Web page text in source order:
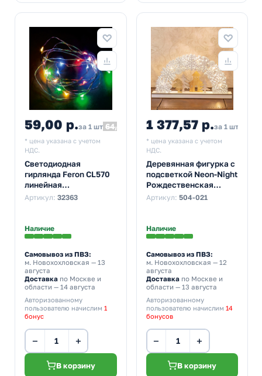
59,00 р.за 1 шт 64,90
* цена указана с учетом
НДС.
Светодиодная
гирлянда Feron CL570
линейная
разноцветная 2м +
Артикул: 32363
Наличие
Самовывоз из ПВЗ:
м. Новохохловская — 13
августа
Доставка по Москве и
области — 14 августа
Авторизованному
пользователю начислим 1
бонус
− +
В корзину
1 377,57 р.за 1 шт
* цена указана с учетом
НДС.
Деревянная фигурка с
подсветкой Neon-Night
Рождественская
сказка 44,5x6x24 см
Артикул: 504-021
Наличие
Самовывоз из ПВЗ:
м. Новохохловская — 12
августа
Доставкапо Москве и
области — 13 августа
Авторизованному
пользователю начислим 14
бонусов
− +
В корзину